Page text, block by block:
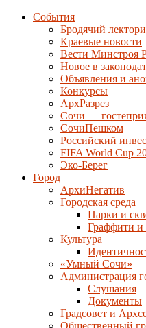
События
Бродячий
Краевые новости
Вести Минстроя
Новое в
Объявления и
Конкурсы
АрхРазрез
Сочи —
СочиПешком
Российский
FIFA World Cup
Эко-Берег
Город
АрхиНегатив
Городская среда
Парки и
Граффити и
Культура
«Умный Сочи»
Администрация
Слушания
Документы
Градсовет и
Общественный